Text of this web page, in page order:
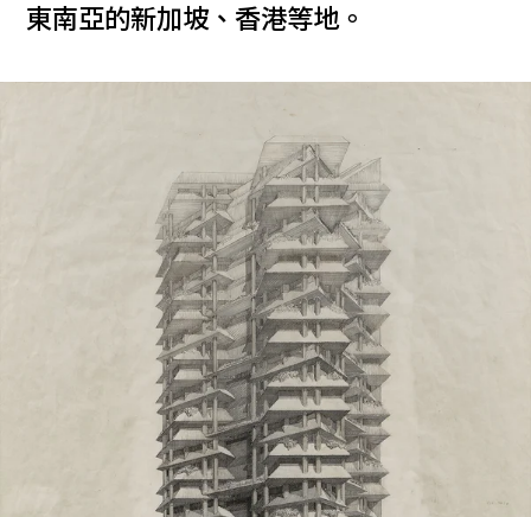
東南亞的新加坡、香港等地。